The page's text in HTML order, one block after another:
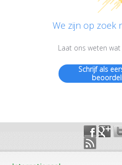
We zijn op zoek
Laat ons weten
Schrijf als